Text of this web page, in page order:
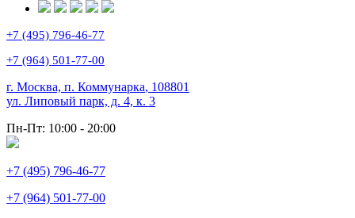
+7 (495) 796-46-77
+7 (964) 501-77-00
г. Москва, п. Коммунарка, 108801
ул. Липовый парк, д. 4, к. 3
Пн-Пт: 10:00 - 20:00
+7 (495) 796-46-77
+7 (964) 501-77-00